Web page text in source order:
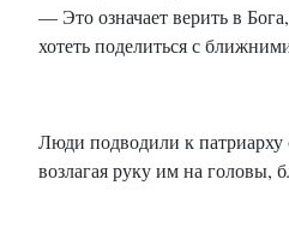
— Это означает верить в
хотеть поделиться с
Люди подводили к патриарху
возлагая руку им на головы,